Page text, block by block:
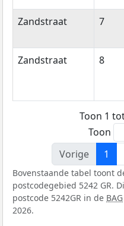
Zandstraat 7
Zandstraat 8
Toon 1
Toon
Vorige
1
Bovenstaande tabel toont
postcodegebied 5242 GR.
postcode 5242GR in de BAG
2026.